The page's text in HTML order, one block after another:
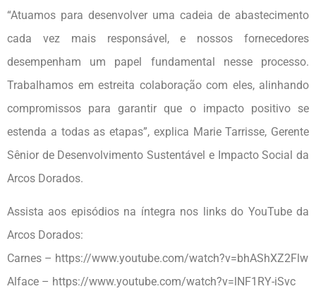
“Atuamos para desenvolver uma cadeia de abastecimento
cada vez mais responsável, e nossos fornecedores
desempenham um papel fundamental nesse processo.
Trabalhamos em estreita colaboração com eles, alinhando
compromissos para garantir que o impacto positivo se
estenda a todas as etapas”, explica Marie Tarrisse, Gerente
Sênior de Desenvolvimento Sustentável e Impacto Social da
Arcos Dorados.
Assista aos episódios na íntegra nos links do YouTube da
Arcos Dorados:
Carnes – https://www.youtube.com/watch?v=bhAShXZ2Flw
Alface – https://www.youtube.com/watch?v=lNF1RY-iSvc